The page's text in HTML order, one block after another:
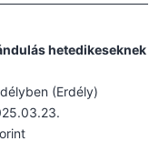
hetedikeseknek
(Erdély)